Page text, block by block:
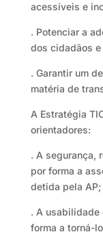
acessíveis e
. Potenciar a
dos cidadãos
. Garantir um
matéria de
A Estratégia
orientadores:
. A segurança,
por forma a
detida pela AP;
. A
forma a torná-